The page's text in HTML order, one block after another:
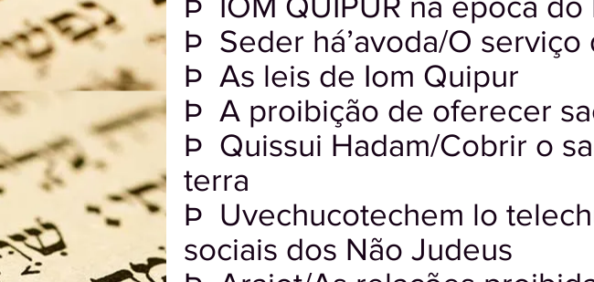
Þ Seder há’avoda/O serviço
Þ As leis de Iom Quipur
Þ A proibição de oferecer
Þ Quissui Hadam/Cobrir o
terra
Þ Uvechucotechem lo
sociais dos Não Judeus